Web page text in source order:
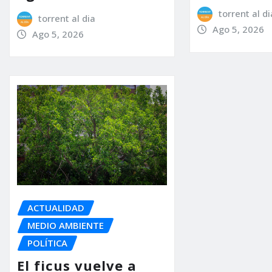
torrent al dia
Ago 5, 2026
torrent al
Ago 5, 2026
ACTUALIDAD
MEDIO AMBIENTE
POLÍTICA
El ficus vuelve a